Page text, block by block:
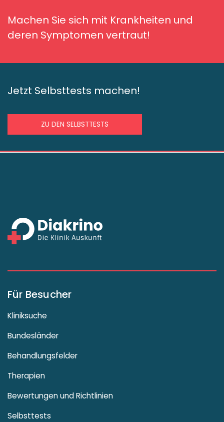
Machen Sie sich mit Krankheiten und
deren Symptomen vertraut!
Jetzt Selbsttests machen!
ZU DEN SELBSTTESTS
Für Besucher
Kliniksuche
Bundesländer
Behandlungsfelder
Therapien
Bewertungen und Richtlinien
Selbsttests